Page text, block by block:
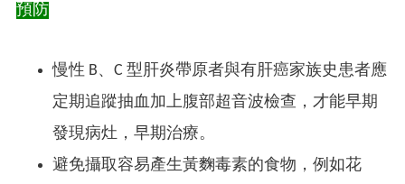
預防
慢性 B、C 型肝炎帶原者與有肝癌家族史患者應
定期追蹤抽血加上腹部超音波檢查，才能早期
發現病灶，早期治療。
避免攝取容易產生黃麴毒素的食物，例如花